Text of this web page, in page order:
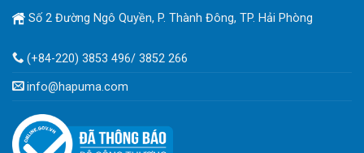
Số 2 Đường Ngô Quyền, P. Thành Đông, TP. Hải Phòng
(+84-220) 3853 496/ 3852 266
info@hapuma.com